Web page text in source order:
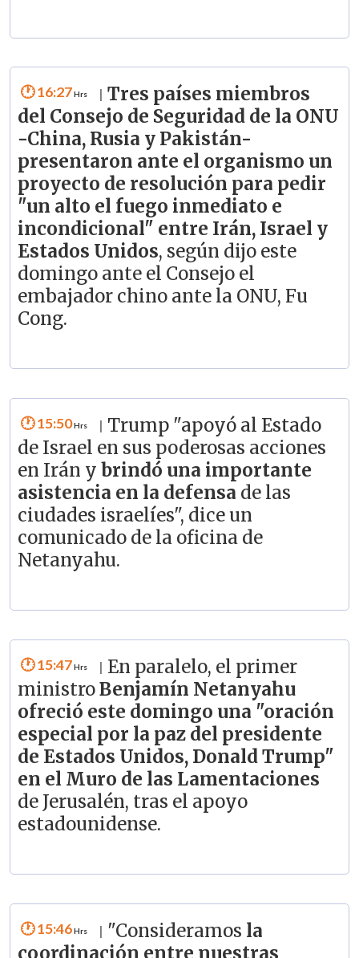
16:27
Tres países miembros
del Consejo de Seguridad de la ONU
-China, Rusia y Pakistán-
presentaron ante el organismo un
proyecto de resolución para pedir
"un alto el fuego inmediato e
incondicional" entre Irán, Israel y
Estados Unidos, según dijo este
domingo ante el Consejo el
embajador chino ante la ONU, Fu
Cong.
15:50
Trump "apoyó al Estado
de Israel en sus poderosas acciones
en Irán y brindó una importante
asistencia en la defensa de las
ciudades israelíes", dice un
comunicado de la oficina de
Netanyahu.
15:47
En paralelo, el primer
ministroBenjamín Netanyahu
ofreció este domingo una "oración
especial por la paz del presidente
de Estados Unidos, Donald Trump"
en el Muro de las Lamentaciones
de Jerusalén, tras el apoyo
estadounidense.
15:46 "Consideramos la
coordinación entre nuestras